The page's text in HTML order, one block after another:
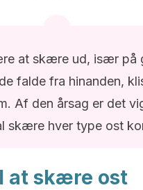
at skære ud, især på
falde fra hinanden,
Af den årsag er det
skære hver type ost
at skære ost